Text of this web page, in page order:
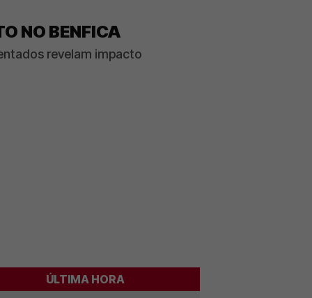
NO BENFICA
revelam impacto
ÚLTIMA HORA